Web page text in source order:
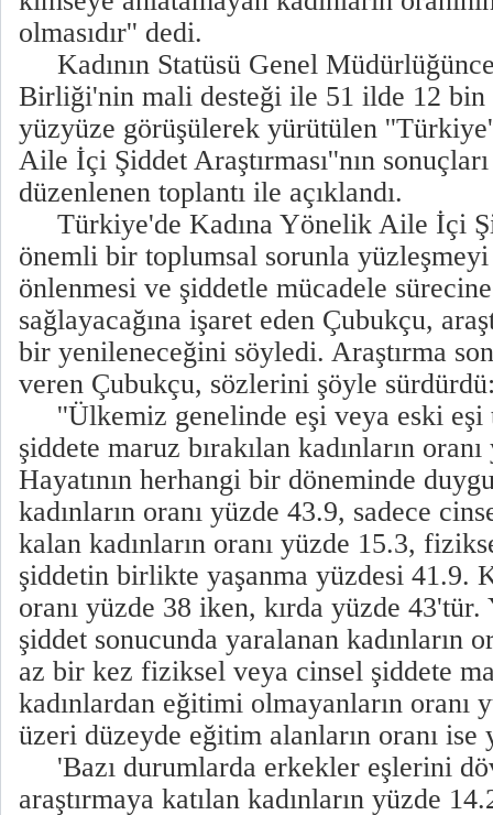
olmasıdır'' dedi.
Kadının Statüsü Genel
Birliği'nin mali desteği ile 51 ilde 12 bin
yüzyüze görüşülerek yürütülen
Aile İçi Şiddet Araştırması''nın
düzenlenen toplantı ile açıklandı.
Türkiye'de Kadına Yönelik Aile İçi
önemli bir toplumsal sorunla
önlenmesi ve şiddetle mücadele
sağlayacağına işaret eden Çubukçu,
bir yenileneceğini söyledi. Araştırma
veren Çubukçu, sözlerini şöyle
''Ülkemiz genelinde eşi veya eski eşi
şiddete maruz bırakılan kadınların
Hayatının herhangi bir döneminde
kadınların oranı yüzde 43.9, sadece
kalan kadınların oranı yüzde 15.3,
şiddetin birlikte yaşanma yüzdesi 41.9.
oranı yüzde 38 iken, kırda yüzde 43'tür.
şiddet sonucunda yaralanan kadınların
az bir kez fiziksel veya cinsel şiddete
kadınlardan eğitimi olmayanların oranı
üzeri düzeyde eğitim alanların oranı ise
'Bazı durumlarda erkekler eşlerini
araştırmaya katılan kadınların yüzde